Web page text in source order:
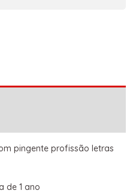
pingente profissão letras
de 1 ano